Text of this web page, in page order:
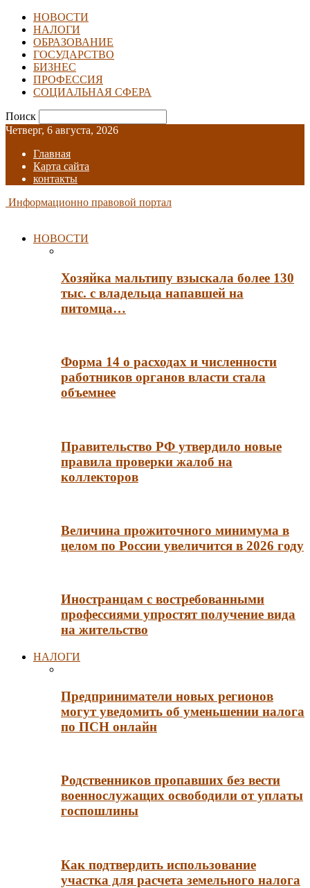
НОВОСТИ
НАЛОГИ
ОБРАЗОВАНИЕ
ГОСУДАРСТВО
БИЗНЕС
ПРОФЕССИЯ
СОЦИАЛЬНАЯ СФЕРА
Поиск
Четверг, 6 августа, 2026
Главная
Карта сайта
контакты
Информационно правовой портал
НОВОСТИ
Хозяйка мальтипу взыскала более 130
тыс. с владельца напавшей на
питомца…
Форма 14 о расходах и численности
работников органов власти стала
объемнее
Правительство РФ утвердило новые
правила проверки жалоб на
коллекторов
Величина прожиточного минимума в
целом по России увеличится в 2026 году
Иностранцам с востребованными
профессиями упростят получение вида
на жительство
НАЛОГИ
Предприниматели новых регионов
могут уведомить об уменьшении налога
по ПСН онлайн
Родственников пропавших без вести
военнослужащих освободили от уплаты
госпошлины
Как подтвердить использование
участка для расчета земельного налога